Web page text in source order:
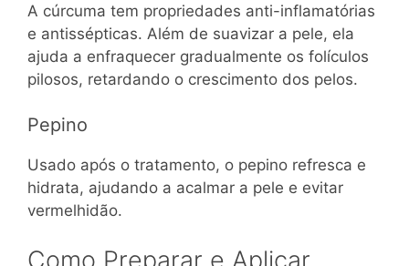
A cúrcuma tem propriedades anti-inflamatórias
e antissépticas. Além de suavizar a pele, ela
ajuda a enfraquecer gradualmente os folículos
pilosos, retardando o crescimento dos pelos.
Pepino
Usado após o tratamento, o pepino refresca e
hidrata, ajudando a acalmar a pele e evitar
vermelhidão.
Como Preparar e Aplicar